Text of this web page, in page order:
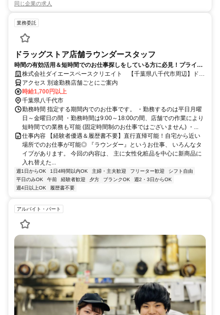
同じ企業の求人
業務委託
ドラッグストア店舗ラウンダースタッフ
時間の有効活用＆短時間でのお仕事探しをしている方に必見！プライベ
ート重視のお仕事！
株式会社ダイエースペースクリエイト 【千葉県八千代市周辺】ドラ
ッグストア店舗ラウンダー(化粧品など)
アクセス 別途勤務店舗ごとにご案内
時給1,700円以上
千葉県八千代市
勤務時間 指定する期間内でのお仕事です。 ・勤務するのは平日月曜
日～金曜日の間 ・勤務時間は9:00～18:00の間、店舗での作業により
短時間での業務も可能 (固定時間制のお仕事ではございません) ・...
仕事内容 【経験者優遇＆履歴書不要】直行直帰可能！自宅から近い
場所でのお仕事が可能◎ 『ラウンダー』というお仕事、 いろんなタ
イプがあります。 今回の内容は、 主に女性化粧品を中心に新商品に
入れ替えた...
週1日からOK 1日4時間以内OK 主婦・主夫歓迎 フリーター歓迎
シフト自由
平日のみOK
午前 経験者歓迎 夕方 ブランクOK
週2・3日からOK
週4日以上OK
履歴書不要
アルバイト・パート